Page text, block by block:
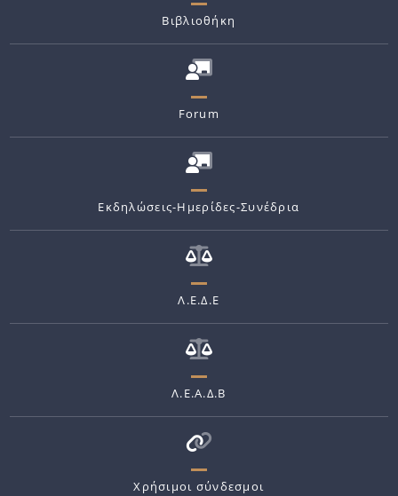
Βιβλιοθήκη
Forum
Εκδηλώσεις-Ημερίδες-Συνέδρια
Λ.Ε.Δ.Ε
Λ.Ε.Α.Δ.Β
Χρήσιμοι σύνδεσμοι